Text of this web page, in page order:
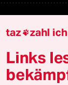
fernverbindung
taz zahl ich
Links